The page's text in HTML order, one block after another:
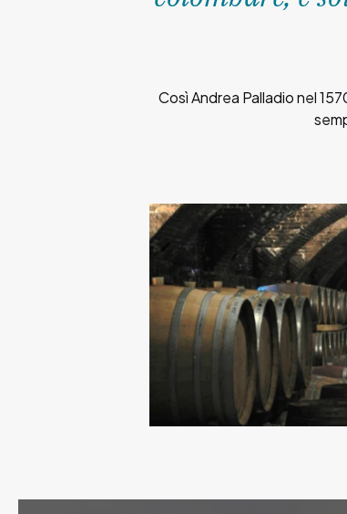
Così Andrea Palladio nel